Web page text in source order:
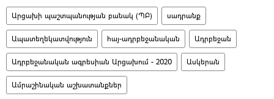
Արցախի պաշտպանության բանակ (ՊԲ) սադրանք
Ապատեղեկատվություն հայ-ադրբեջանական Ադրբեջան
Ադրբեջանական ագրեսիան Արցախում - 2020 Ասկերան
Ամրաշինական աշխատանքներ